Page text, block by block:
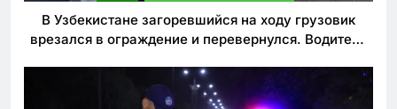
В Узбекистане загоревшийся на ходу грузовик
врезался в ограждение и перевернулся. Водитель